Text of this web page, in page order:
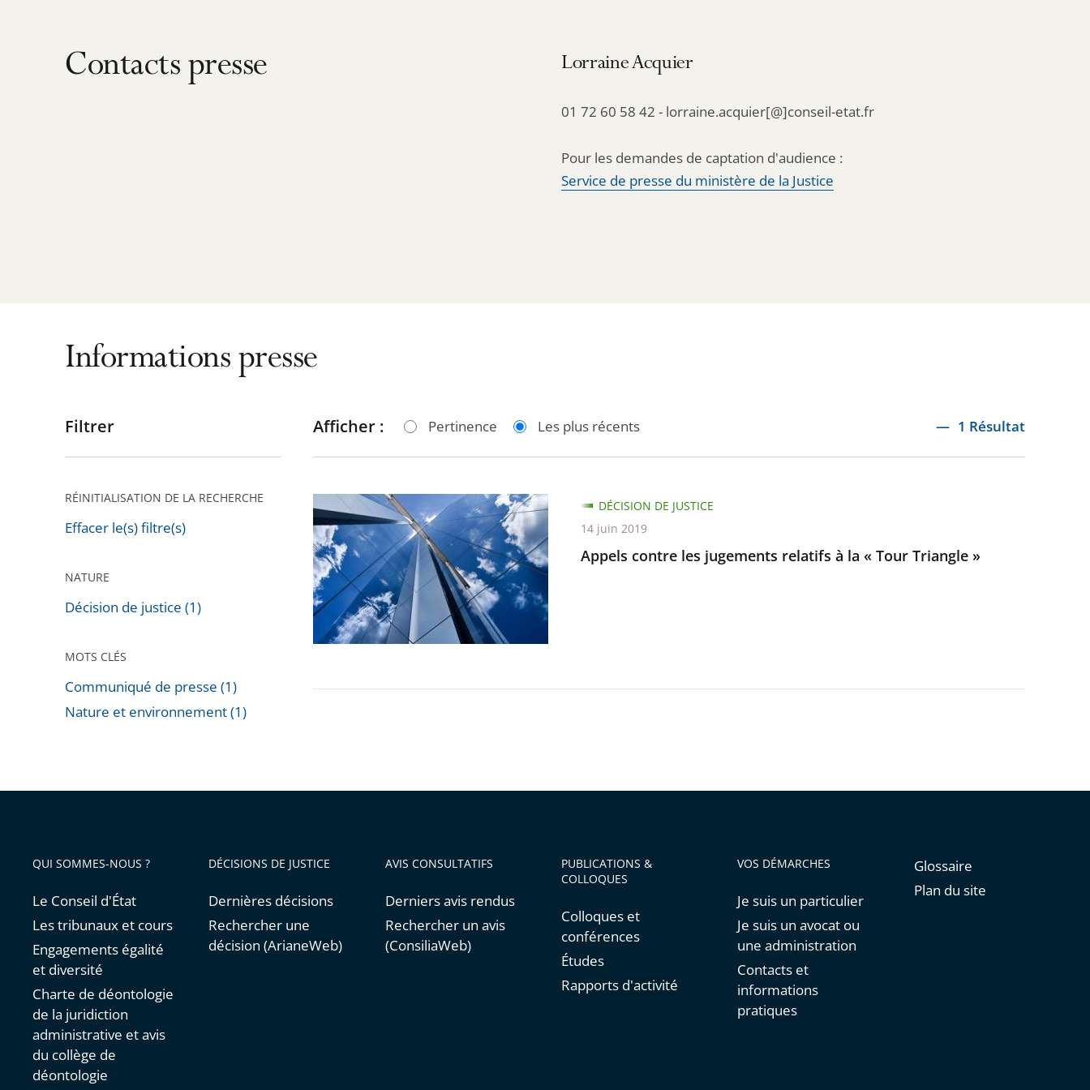
Contacts presse Lorraine Acquier
01 72 60 58 42 - lorraine.acquier[@]conseil-etat.fr
Pour les demandes de captation d'audience :
Service de presse du ministère de la Justice
Informations presse
Passer
pour
après
Filtrer
RÉINITIALISATION DE LA RECHERCHE
Effacer le(s) filtre(s)
NATURE
Décision de justice (1)
MOTS CLÉS
Communiqué de presse (1)
Nature et environnement (1)
Afficher : Pertinence Les plus récents 1 Résultat
Appels
contre
les
jugements
relatifs
à
la
Appels contre les jugements relatifs à la « Tour Triangle »
DÉCISION DE JUSTICE
14 juin 2019
QUI SOMMES-NOUS ?
Le Conseil d'État
Les tribunaux et cours
Engagements égalité
et diversité
Charte de déontologie
de la juridiction
administrative et avis
du collège de
déontologie
DÉCISIONS DE JUSTICE
Dernières décisions
Rechercher une
décision (ArianeWeb)
AVIS CONSULTATIFS
Derniers avis rendus
Rechercher un avis
(ConsiliaWeb)
PUBLICATIONS &
COLLOQUES
Colloques et
conférences
Études
Rapports d'activité
VOS DÉMARCHES
Je suis un particulier
Je suis un avocat ou
une administration
Contacts et
informations
pratiques
Glossaire
Plan du site